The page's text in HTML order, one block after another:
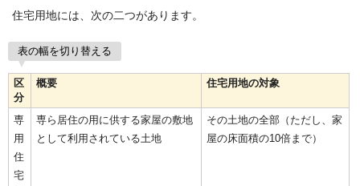
住宅用地には、次の二つがあります。
表の幅を切り替える
区
分
概要 住宅用地の対象
専
用
住
宅
専ら居住の用に供する家屋の敷地
として利用されている土地
その土地の全部（ただし、家
屋の床面積の10倍まで）